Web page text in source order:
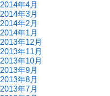
2014年4月
2014年3月
2014年2月
2014年1月
2013年12月
2013年11月
2013年10月
2013年9月
2013年8月
2013年7月